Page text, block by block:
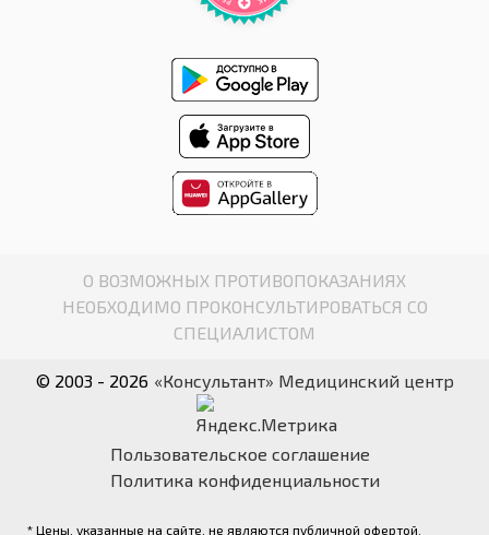
О ВОЗМОЖНЫХ ПРОТИВОПОКАЗАНИЯХ
НЕОБХОДИМО ПРОКОНСУЛЬТИРОВАТЬСЯ СО
СПЕЦИАЛИСТОМ
© 2003 - 2026 «Консультант» Медицинский центр
Пользовательское соглашение
Политика конфиденциальности
* Цены, указанные на сайте, не являются публичной офертой.